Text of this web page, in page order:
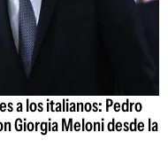
a los italianos: Pedro
Giorgia Meloni desde la